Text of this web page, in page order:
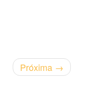
Próxima →